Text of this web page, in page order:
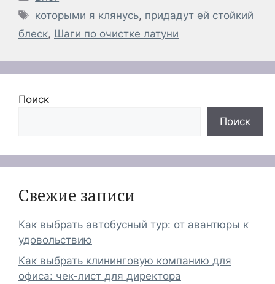
Метки
которыми я клянусь, придадут ей стойкий
блеск, Шаги по очистке латуни
Поиск
Поиск
Свежие записи
Как выбрать автобусный тур: от авантюры к
удовольствию
Как выбрать клининговую компанию для
офиса: чек-лист для директора